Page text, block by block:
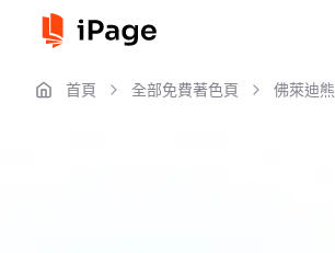
首頁 全部免費著色頁 佛萊迪熊